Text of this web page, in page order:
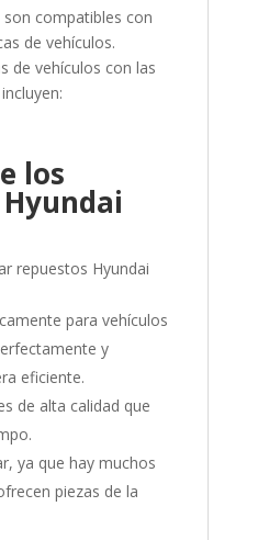
compatibles con
de vehículos.
de vehículos con las
los
repuestos Hyundai
para vehículos
y
eficiente.
de alta calidad que
ya que hay muchos
piezas de la